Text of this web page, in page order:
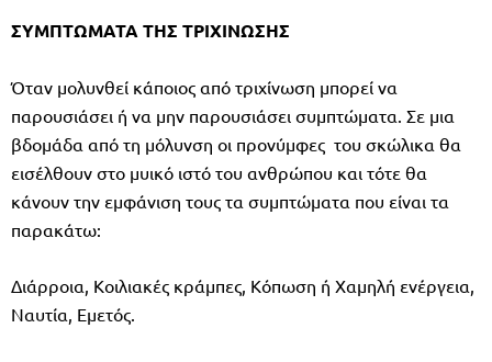
ΣΥΜΠΤΩΜΑΤΑ ΤΗΣ ΤΡΙΧΙΝΩΣΗΣ
Όταν μολυνθεί κάποιος από τριχίνωση μπορεί να
παρουσιάσει ή να μην παρουσιάσει συμπτώματα. Σε μια
βδομάδα από τη μόλυνση οι προνύμφες του σκώλικα θα
εισέλθουν στο μυικό ιστό του ανθρώπου και τότε θα
κάνουν την εμφάνιση τους τα συμπτώματα που είναι τα
παρακάτω:
Διάρροια, Κοιλιακές κράμπες, Κόπωση ή Χαμηλή ενέργεια,
Ναυτία, Εμετός.